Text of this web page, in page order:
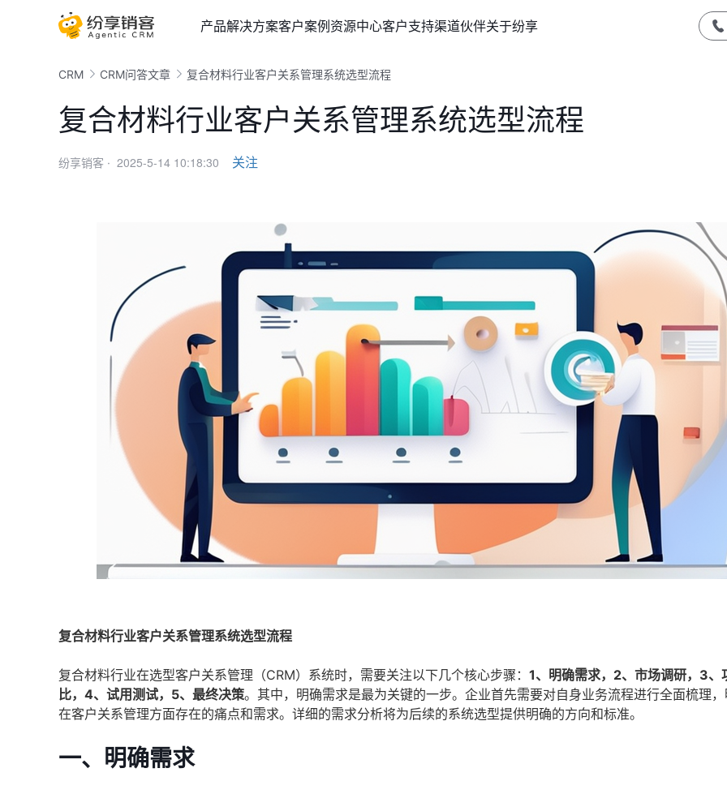
产品解决方案客户案例资源中心客户支持渠道伙伴关于纷享
CRM CRM问答文章 复合材料行业客户关系管理系统选型流程
复合材料行业客户关系管理系统选型流程
纷享销客 · 2025-5-14 10:18:30 关注
复合材料行业客户关系管理系统选型流程
复合材料行业在选型客户关系管理（CRM）系统时，需要关注以下几个核心步骤： 1、明确需求，2、市场调研，3、
比，4、试用测试，5、最终决策。其中，明确需求是最为关键的一步。企业首先需要对自身业务流程进行全面梳理
在客户关系管理方面存在的痛点和需求。详细的需求分析将为后续的系统选型提供明确的方向和标准。
一、明确需求